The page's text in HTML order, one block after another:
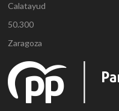
Calatayud
50.300
Zaragoza